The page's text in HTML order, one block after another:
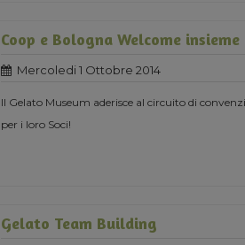
Coop e Bologna Welcome
Mercoledi 1 Ottobre 2014
Il Gelato Museum aderisce al circuito di
per i loro Soci!
Gelato Team Building